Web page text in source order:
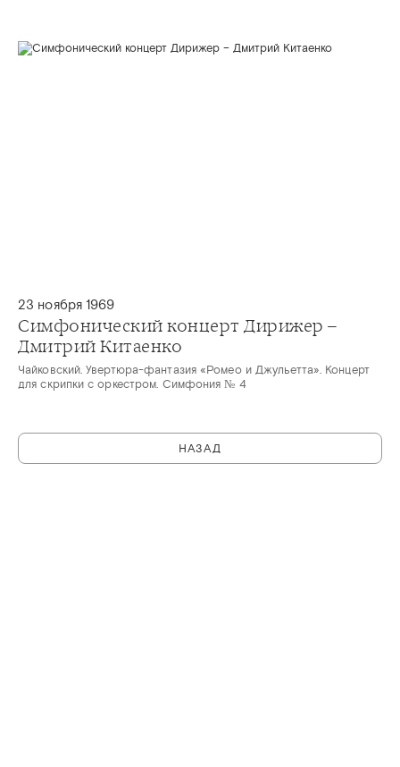
23 ноября 1969
Симфонический концерт Дирижер –
Дмитрий Китаенко
Чайковский. Увертюра-фантазия «Ромео и Джульетта». Концерт
для скрипки с оркестром. Симфония № 4
НАЗАД